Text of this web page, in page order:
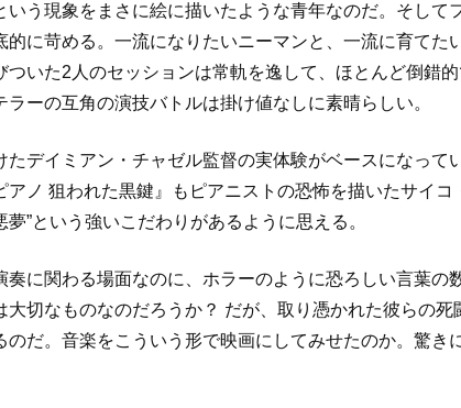
いう現象をまさに絵に描いたような青年なのだ。そして
的に苛める。一流になりたいニーマンと、一流に育てた
ついた2人のセッションは常軌を逸して、ほとんど倒錯
ラーの互角の演技バトルは掛け値なしに素晴らしい。
たデイミアン・チャゼル監督の実体験がベースになって
アノ 狙われた黒鍵』もピアニストの恐怖を描いたサイ
夢”という強いこだわりがあるように思える。
奏に関わる場面なのに、ホラーのように恐ろしい言葉の
大切なものなのだろうか？ だが、取り憑かれた彼らの死
のだ。音楽をこういう形で映画にしてみせたのか。驚き